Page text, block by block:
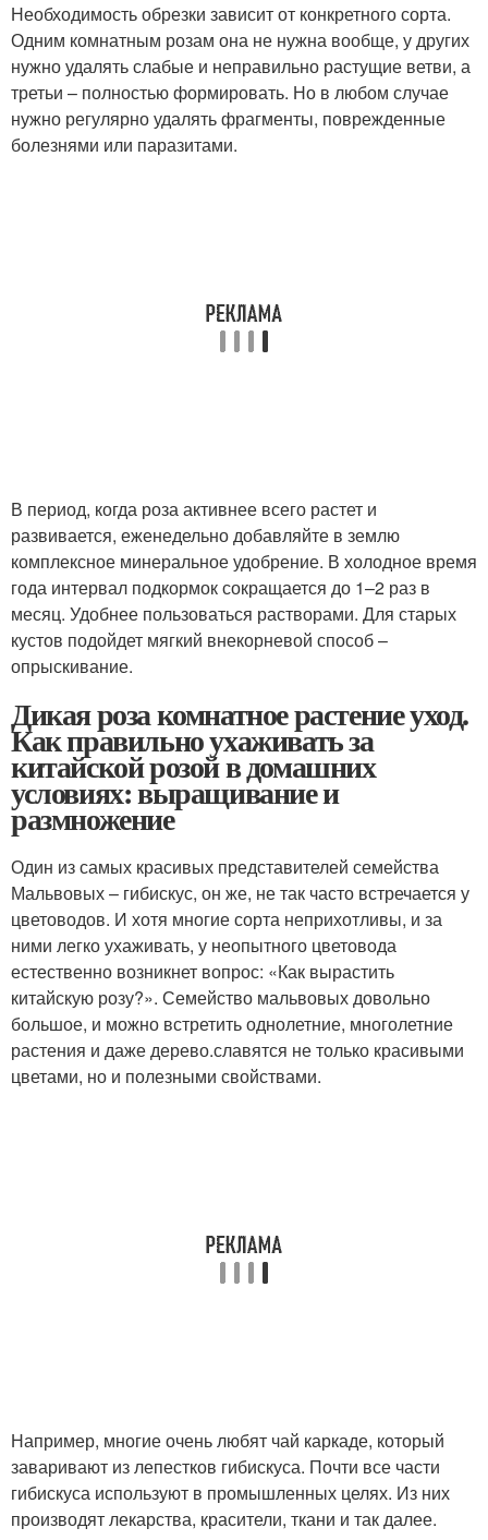
Необходимость обрезки зависит от конкретного сорта.
Одним комнатным розам она не нужна вообще, у других
нужно удалять слабые и неправильно растущие ветви, а
третьи – полностью формировать. Но в любом случае
нужно регулярно удалять фрагменты, поврежденные
болезнями или паразитами.
В период, когда роза активнее всего растет и
развивается, еженедельно добавляйте в землю
комплексное минеральное удобрение. В холодное время
года интервал подкормок сокращается до 1–2 раз в
месяц. Удобнее пользоваться растворами. Для старых
кустов подойдет мягкий внекорневой способ –
опрыскивание.
Дикая роза комнатное растение уход.
Как правильно ухаживать за
китайской розой в домашних
условиях: выращивание и
размножение
Один из самых красивых представителей семейства
Мальвовых – гибискус, он же, не так часто встречается у
цветоводов. И хотя многие сорта неприхотливы, и за
ними легко ухаживать, у неопытного цветовода
естественно возникнет вопрос: «Как вырастить
китайскую розу?». Семейство мальвовых довольно
большое, и можно встретить однолетние, многолетние
растения и даже дерево.славятся не только красивыми
цветами, но и полезными свойствами.
Например, многие очень любят чай каркаде, который
заваривают из лепестков гибискуса. Почти все части
гибискуса используют в промышленных целях. Из них
производят лекарства, красители, ткани и так далее.